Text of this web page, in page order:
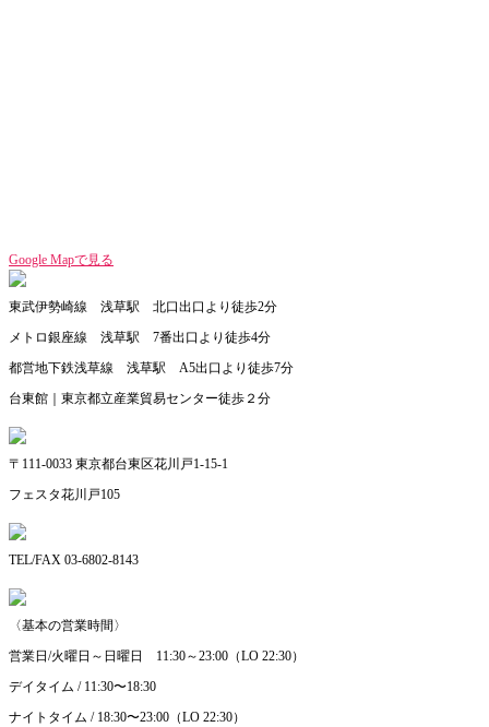
Google Mapで見る
東武伊勢崎線 浅草駅 北口出口より徒歩2分
メトロ銀座線 浅草駅 7番出口より徒歩4分
都営地下鉄浅草線 浅草駅 A5出口より徒歩7分
台東館｜東京都立産業貿易センター徒歩２分
〒111-0033 東京都台東区花川戸1-15-1
フェスタ花川戸105
TEL/FAX 03-6802-8143
〈基本の営業時間〉
営業日/火曜日～日曜日 11:30～23:00（LO 22:30）
デイタイム / 11:30〜18:30
ナイトタイム / 18:30〜23:00（LO 22:30）